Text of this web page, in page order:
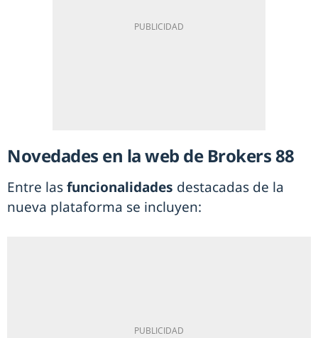
Novedades en la web de Brokers 88
Entre lasfuncionalidades destacadas de la
nueva plataforma se incluyen: